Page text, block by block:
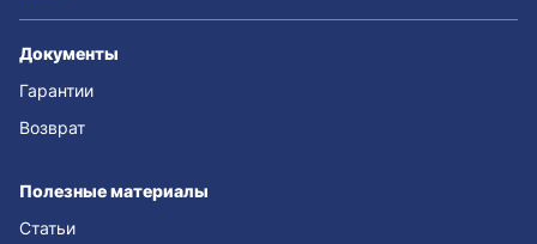
Документы
Гарантии
Возврат
Полезные материалы
Статьи